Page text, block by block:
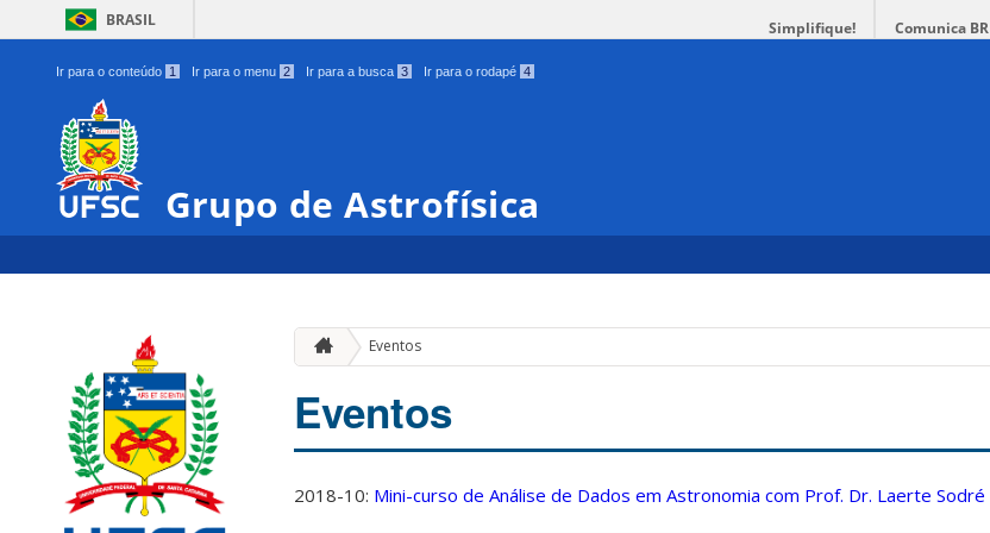
BRASIL Simplifique! Comunica BR
Ir para o conteúdo 1 Ir para o menu 2 Ir para a busca 3 Ir para o rodapé 4
Grupo de Astrofísica
Eventos
Eventos
2018-10: Mini-curso de Análise de Dados em Astronomia com Prof. Dr. Laerte Sodré